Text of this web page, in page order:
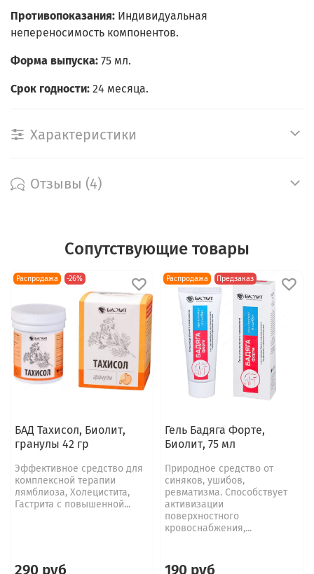
Противопоказания: Индивидуальная
непереносимость компонентов.
Форма выпуска: 75 мл.
Срок годности: 24 месяца.
Характеристики
Отзывы (4)
Сопутствующие товары
Распродажа -26%
БАД Тахисол, Биолит,
гранулы 42 гр
Эффективное средство для
комплексной терапии
лямблиоза, Холецистита,
Гастрита с повышенной...
290 руб
Распродажа Предзаказ
Гель Бадяга Форте,
Биолит, 75 мл
Природное средство от
синяков, ушибов,
ревматизма. Способствует
активизации
поверхностного
кровоснабжения,...
190 руб